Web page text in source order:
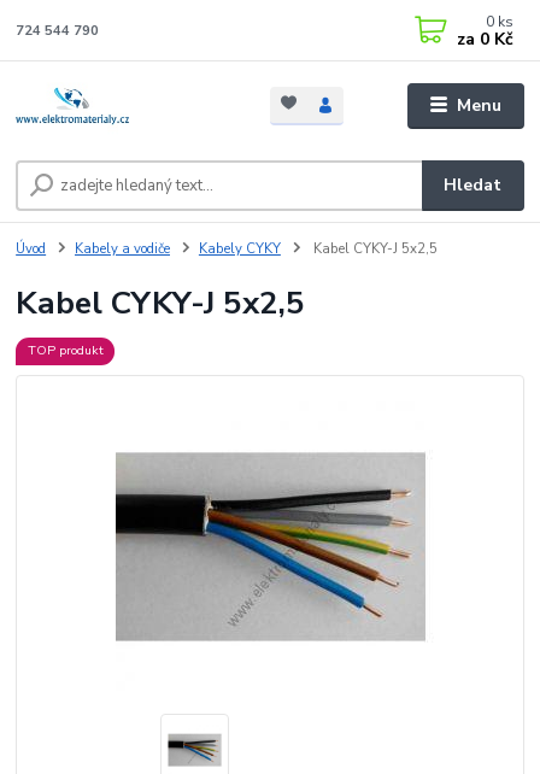
Menu
Hledat
724 544 790 0 ks
za 0 Kč
Úvod Kabely a vodiče Kabely CYKY Kabel CYKY-J 5x2,5
Kabel CYKY-J 5x2,5
TOP produkt